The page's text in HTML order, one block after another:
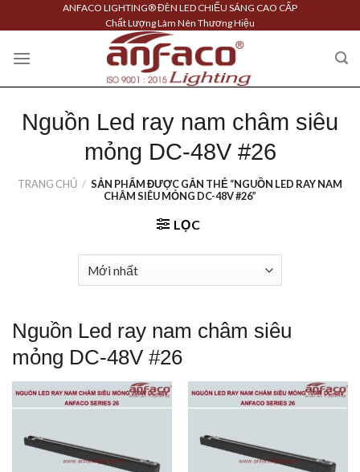
to
content
ANFACO LIGHTING® ĐÈN LED CHIẾU SÁNG CAO CẤP
Chất Lượng Làm Nên Thương Hiệu
Nguồn Led ray nam châm siêu
mỏng DC-48V #26
TRANG CHỦ / SẢN PHẨM ĐƯỢC GẮN THẺ “NGUỒN LED RAY NAM
CHÂM SIÊU MỎNG DC-48V #26”
LỌC
Nguồn Led ray nam châm siêu
mỏng DC-48V #26